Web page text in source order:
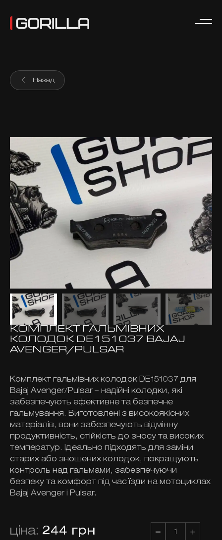
Назад
КОМПЛЕКТ ГАЛЬМІВНИХ
КОЛОДОК DE151037 BAJAJ
AVENGER/PULSAR
Комплект гальмівних колодок DE151037 для
Bajaj Avenger/Pulsar – надійні колодки, які
забезпечують ефективне та безпечне
гальмування. Виготовлені з високоякісних
матеріалів, вони забезпечують відмінну
продуктивність, стійкість до зносу та високих
температур. Ідеально підходять для заміни
старих або зношених колодок, покращують
контроль над гальмами, забезпечуючи
безпеку та комфорт під час їзди на мотоциклах
Bajaj Avenger і Pulsar.
ціна: 244 грн
Комплект